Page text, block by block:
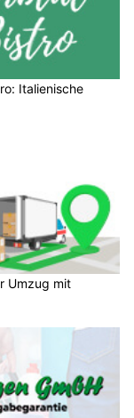
Italienische
Umzug mit